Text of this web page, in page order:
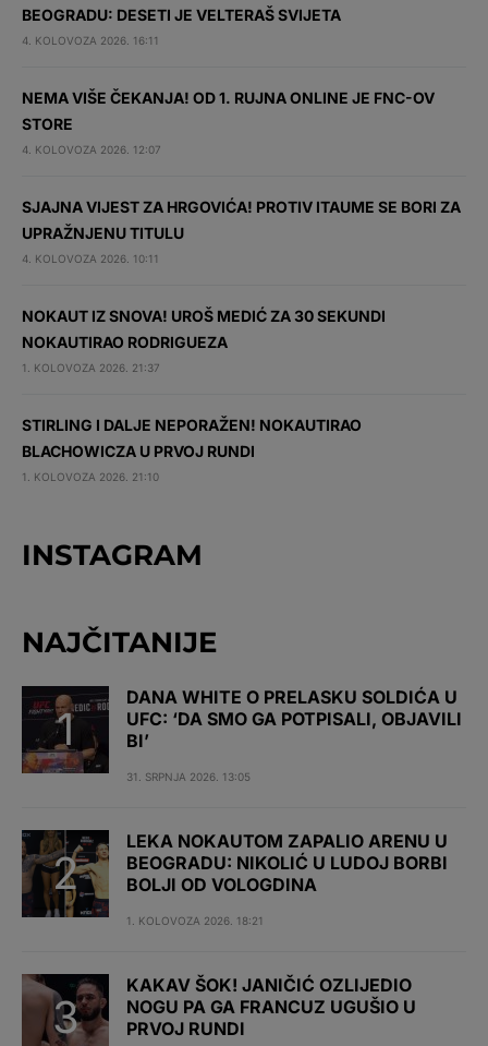
BEOGRADU: DESETI JE VELTERAŠ SVIJETA
4. KOLOVOZA 2026. 16:11
NEMA VIŠE ČEKANJA! OD 1. RUJNA ONLINE JE FNC-OV
STORE
4. KOLOVOZA 2026. 12:07
SJAJNA VIJEST ZA HRGOVIĆA! PROTIV ITAUME SE BORI ZA
UPRAŽNJENU TITULU
4. KOLOVOZA 2026. 10:11
NOKAUT IZ SNOVA! UROŠ MEDIĆ ZA 30 SEKUNDI
NOKAUTIRAO RODRIGUEZA
1. KOLOVOZA 2026. 21:37
STIRLING I DALJE NEPORAŽEN! NOKAUTIRAO
BLACHOWICZA U PRVOJ RUNDI
1. KOLOVOZA 2026. 21:10
INSTAGRAM
NAJČITANIJE
DANA WHITE O PRELASKU SOLDIĆA U
UFC: ‘DA SMO GA POTPISALI, OBJAVILI
BI’
31. SRPNJA 2026. 13:05
LEKA NOKAUTOM ZAPALIO ARENU U
BEOGRADU: NIKOLIĆ U LUDOJ BORBI
BOLJI OD VOLOGDINA
1. KOLOVOZA 2026. 18:21
KAKAV ŠOK! JANIČIĆ OZLIJEDIO
NOGU PA GA FRANCUZ UGUŠIO U
PRVOJ RUNDI